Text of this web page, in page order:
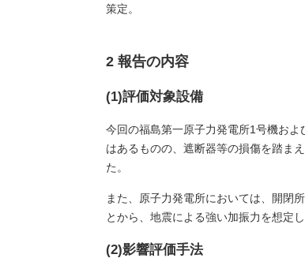
策定。
2 報告の内容
(1)評価対象設備
今回の福島第一原子力発電所1号機お
はあるものの、遮断器等の損傷を踏ま
た。
また、原子力発電所においては、開閉
とから、地震による強い加振力を想定
(2)影響評価手法